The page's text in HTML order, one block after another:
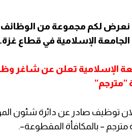
نعرض لكم مجموعة من الوظائف
الإسلامية في قطاع غزة.
الإسلامية تعلن عن شاغر
"مترجم"
توظيف صادر عن دائرة شئون
– بالمكافأة المقطوعة–.